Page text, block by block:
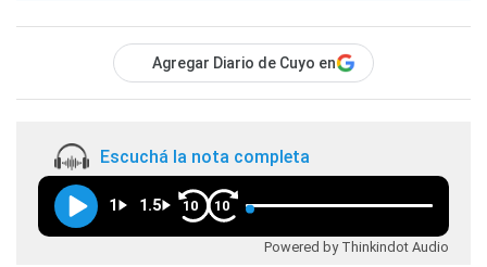
Agregar Diario de Cuyo en
Escuchá la nota completa
1 1.5 10 10
Powered by Thinkindot Audio